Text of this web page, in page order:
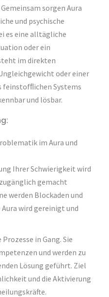
sorgen Aura
und psychische
es eine alltägliche
oder ein
im direkten
oder einer
feinstofﬂichen Systems
und lösbar.
im Aura und
Ihrer Schwierigkeit wird
gemacht
werden Blockaden und
wird gereinigt und
in Gang. Sie
und werden zu
Lösung geführt. Ziel
und die Aktivierung